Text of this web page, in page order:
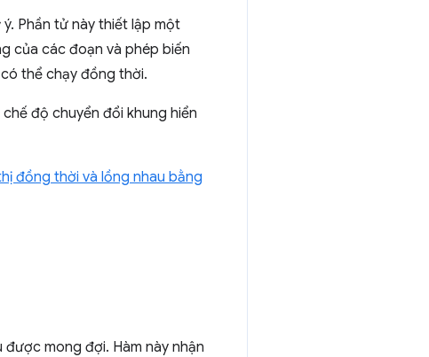
Phần tử này thiết lập một
của các đoạn và phép biến
thể chạy đồng thời.
độ chuyển đổi khung hiển
đồng thời và lồng nhau bằng
mong đợi. Hàm này nhận